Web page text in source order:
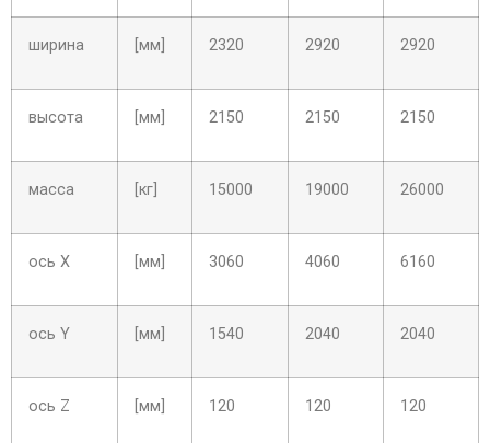
ширина [мм] 2320 2920 2920
высота [мм] 2150 2150 2150
масса [кг] 15000 19000 26000
ось X [мм] 3060 4060 6160
ось Y [мм] 1540 2040 2040
ось Z [мм] 120 120 120